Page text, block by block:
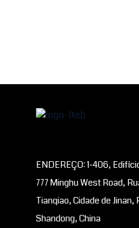
ENDEREÇO: 1-406,
777 Minghu West Road,
Tianqiao, Cidade de Jinan,
Shandong, China